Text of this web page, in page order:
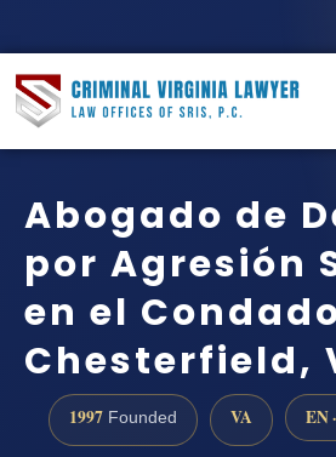
Abogado de
por Agresión
en el
Chesterfield,
1997 Founded VA EN